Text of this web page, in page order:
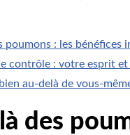
poumons : les bénéfices
contrôle : votre esprit
au-delà de vous-
des